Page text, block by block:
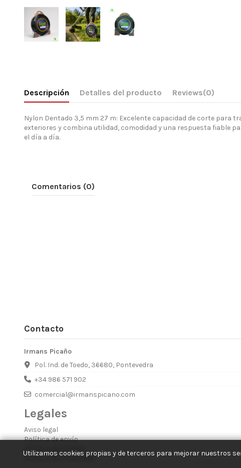
Descripción Detalles del producto Reviews(0)
Nylon Dentado 3,5 mm 27 m: Excelente capacidad de corte para
exteriores y combina utilidad, comodidad y una respuesta fiable
el día a día.
Comentarios (0)
Contacto
Irmans Picaño
Pol. Ind. de Toedo, 36680, Pontevedra
+34 986 571 902
comercial@irmanspicano.com
Legales
Aviso legal
Política de envío
Política de Cookies
Política de Privacidad
Utilizamos cookies propias y de terceros para mejorar nuestros